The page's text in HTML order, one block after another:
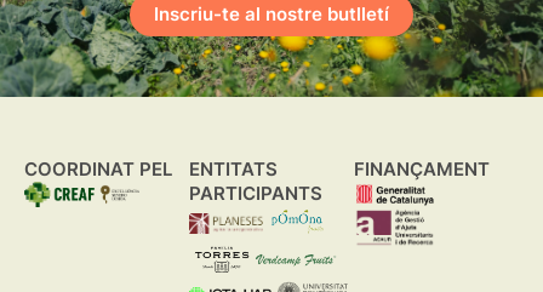
Inscriu-te al nostre butlletí
COORDINAT PEL
ENTITATS
PARTICIPANTS
FINANÇAMENT